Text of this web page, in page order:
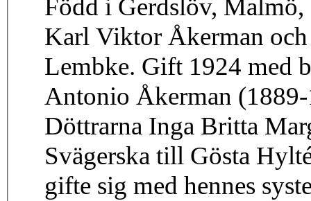
Född i Gerdslöv,
Karl Viktor Åkerman
Lembke. Gift 1924 med
Antonio Åkerman
Döttrarna Inga Britta Margareta och
Svägerska till Gösta
gifte sig med hennes